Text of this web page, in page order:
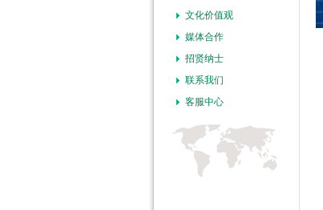
文化价值观
媒体合作
招贤纳士
联系我们
客服中心